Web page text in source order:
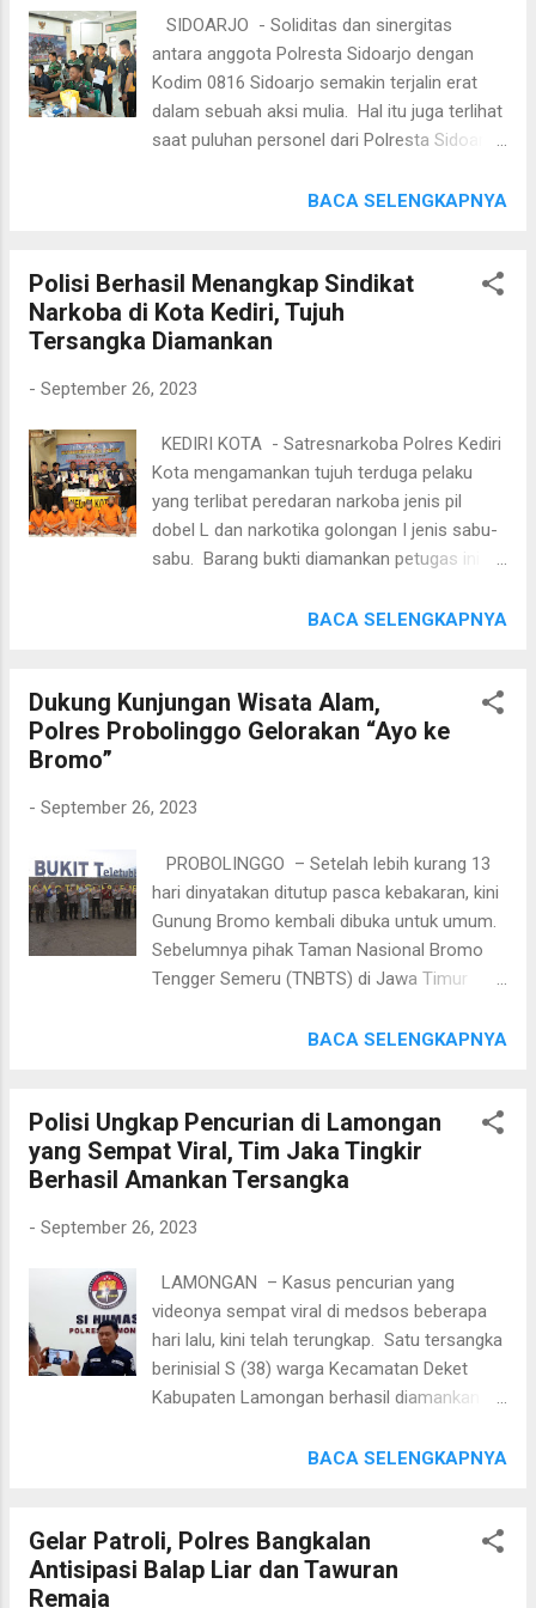
of duty dan penyegaran organisasi," kata
Ramadhan dalam keterangan tertulisnya.
Dalam mutasi pada kali ini, Kapolda Aceh
sebelumnya Irjen Ahmad Haydar digantikan
oleh Irjen Achmad Kartiko yang menjabat
ditugaskan sebagai Deputi Bidang
ada 2 jabatan Wakapolda yang men...
SIDOARJO - Soliditas dan sinergitas
antara anggota Polresta Sidoarjo dengan
Kodim 0816 Sidoarjo semakin terjalin erat
dalam sebuah aksi mulia. Hal itu juga terlihat
saat puluhan personel dari Polresta Sidoarjo
yang digelar di Mako Kodim 0816 Sidoarjo.
( donor darah) sebagai bentuk soliditas
sinergitas TNI-Polri. “Wujud Soliditas dan
Sinergitas kami TNI Polri dalam
dalam rangka perayaan memperingati Hari
Haris Darma, Selasa ( 26/9). Peserta dalam
kegiatan donor darah saat itu kata Kompol
Haris Darma tidak hanya terbatas pada
anggota TNI, namun juga melibatkan
personel Polri yang bertugas di wilayah
anggota Polresta Sidoarjo sangat antusias
BACA SELENGKAPNYA
Polisi Berhasil Menangkap Sindikat
Narkoba di Kota Kediri, Tujuh
Tersangka Diamankan
- September 26, 2023
KEDIRI KOTA - Satresnarkoba Polres Kediri
Kota mengamankan tujuh terduga pelaku
yang terlibat peredaran narkoba jenis pil
dobel L dan narkotika golongan I jenis sabu-
sabu. Barang bukti diamankan petugas ini
dengan jumlah keseluruhan kurang lebih 50
Resnarkoba Polres Kediri Kota AKP Ipung
Harianto, S.H., M.H. mengatakan, ada
"Secara keseluruhan, barang bukti yang disita
butir dan sabu-sabu dengan berat 9.13
gram," jelasnya saat konferensi pers di Mako
Polres Kediri Kota, Selasa (26/9/2023). Saat
ini lanjut AKP Ipung, ke tujuh terduga pelaku
sudah ditahan dan kasusnya terus dalam
menyampaikan, petugas mengamankan SU
BACA SELENGKAPNYA
Dukung Kunjungan Wisata Alam,
Polres Probolinggo Gelorakan “Ayo ke
Bromo”
- September 26, 2023
PROBOLINGGO – Setelah lebih kurang 13
hari dinyatakan ditutup pasca kebakaran, kini
Gunung Bromo kembali dibuka untuk umum.
Sebelumnya pihak Taman Nasional Bromo
Tengger Semeru (TNBTS) di Jawa Timur
dalam rangka memulihkan kerusakan pasca
berubah menjadi abu-abu meskipun api
berhasil padam setelah beberapa waktu.
Sementara itu untuk mendukung bangkitnya
ini, Polres Probolinggo Polda Jatim juga turut
kegiatan bakti sosialnya yang membersihkan
sisa – sisa kebakaran pekan yang lalu, Polres
Probolinggo menggelorakan tema baksos
dengan “Ayo ke Bromo”. Kapolres
Probolinggo AKBP Wisnu Wardana
menjalin sinergitas bersama TNI, Pemkab
berkomitmen untuk berupaya memperbaiki ...
BACA SELENGKAPNYA
Polisi Ungkap Pencurian di Lamongan
yang Sempat Viral, Tim Jaka Tingkir
Berhasil Amankan Tersangka
- September 26, 2023
LAMONGAN – Kasus pencurian yang
videonya sempat viral di medsos beberapa
hari lalu, kini telah terungkap. Satu tersangka
berinisial S (38) warga Kecamatan Deket
Kabupaten Lamongan berhasil diamankan
Lamongan Polda Jatim. Kapolres Lamongan
Anton Krisbiantoro, S.H membenarkan
bahwa terduga pelaku sudah diamankan itu
BACA SELENGKAPNYA
Gelar Patroli, Polres Bangkalan
Antisipasi Balap Liar dan Tawuran
Remaja